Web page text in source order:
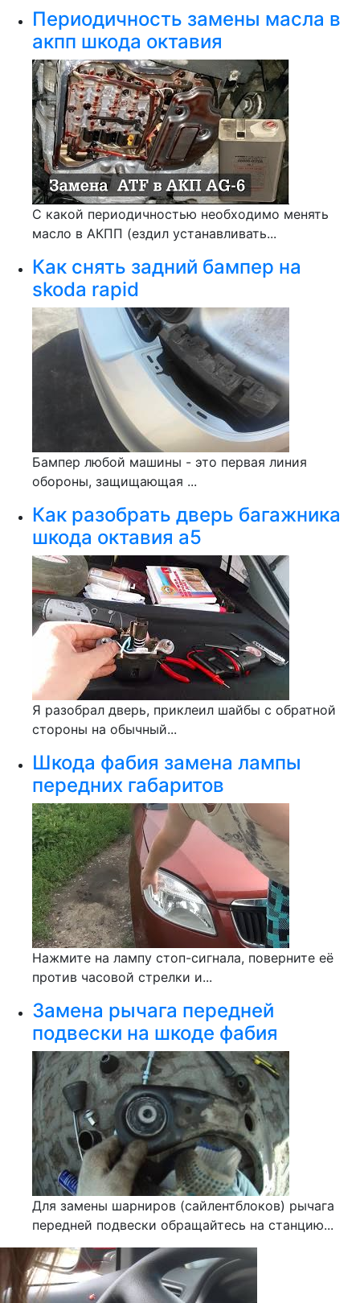
Периодичность замены масла в
акпп шкода октавия
С какой периодичностью необходимо менять
масло в АКПП (ездил устанавливать...
Как снять задний бампер на
skoda rapid
Бампер любой машины - это первая линия
обороны, защищающая ...
Как разобрать дверь багажника
шкода октавия а5
Я разобрал дверь, приклеил шайбы с обратной
стороны на обычный...
Шкода фабия замена лампы
передних габаритов
Нажмите на лампу стоп-сигнала, поверните её
против часовой стрелки и...
Замена рычага передней
подвески на шкоде фабия
Для замены шарниров (сайлентблоков) рычага
передней подвески обращайтесь на станцию...